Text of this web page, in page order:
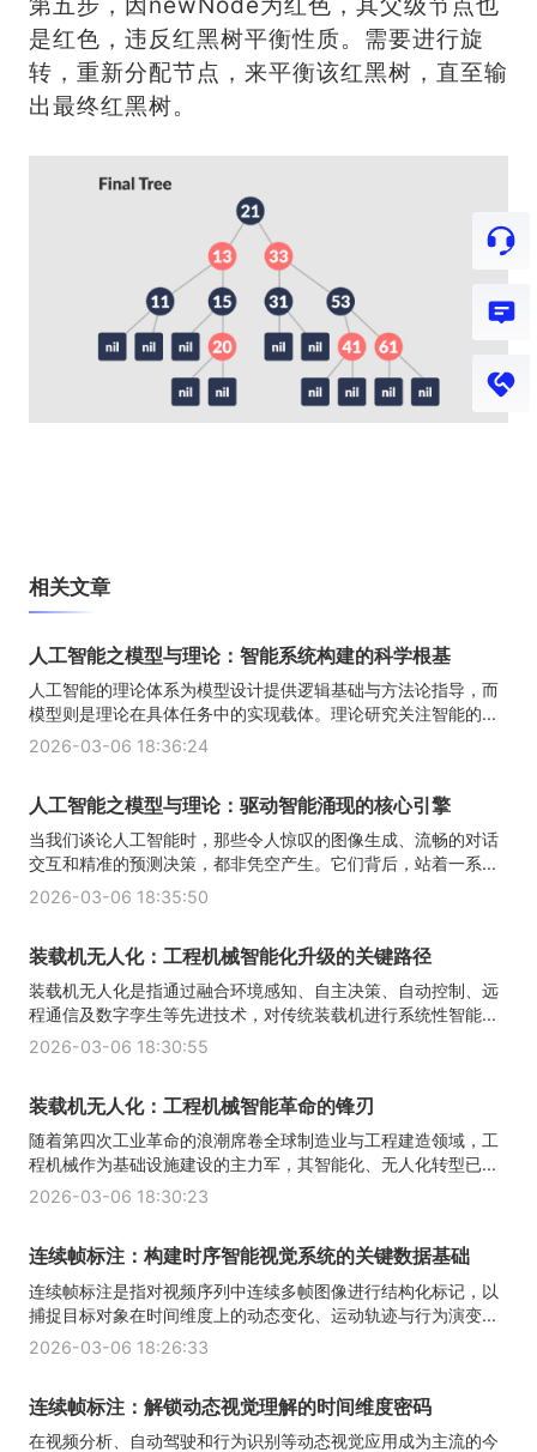
是红色，违反红黑树平衡性质。需要进行旋
转，重新分配节点，来平衡该红黑树，直至输
出最终红黑树。
相关文章
人工智能之模型与理论：智能系统构建的科学根基
人工智能的理论体系为模型设计提供逻辑基础与方法论指导，而
模型则是理论在具体任务中的实现载体。理论研究关注智能的...
2026-03-06 18:36:24
人工智能之模型与理论：驱动智能涌现的核心引擎
当我们谈论人工智能时，那些令人惊叹的图像生成、流畅的对话
交互和精准的预测决策，都非凭空产生。它们背后，站着一系...
2026-03-06 18:35:50
装载机无人化：工程机械智能化升级的关键路径
装载机无人化是指通过融合环境感知、自主决策、自动控制、远
程通信及数字孪生等先进技术，对传统装载机进行系统性智能...
2026-03-06 18:30:55
装载机无人化：工程机械智能革命的锋刃
随着第四次工业革命的浪潮席卷全球制造业与工程建造领域，工
程机械作为基础设施建设的主力军，其智能化、无人化转型已...
2026-03-06 18:30:23
连续帧标注：构建时序智能视觉系统的关键数据基础
连续帧标注是指对视频序列中连续多帧图像进行结构化标记，以
捕捉目标对象在时间维度上的动态变化、运动轨迹与行为演变...
2026-03-06 18:26:33
连续帧标注：解锁动态视觉理解的时间维度密码
在视频分析、自动驾驶和行为识别等动态视觉应用成为主流的今